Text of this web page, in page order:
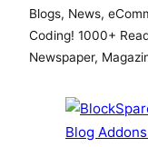
Blogs, News,
Coding! 1000+
Newspaper,